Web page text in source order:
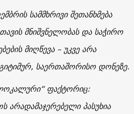
სამმხრივი შეთანხმება
მნიშვნელობას და საჭირო
მიღწევა – უკვე არა
საერთაშორისო დონეზე.
ფაქტორიც:
არადამაჯერებელი პასუხია